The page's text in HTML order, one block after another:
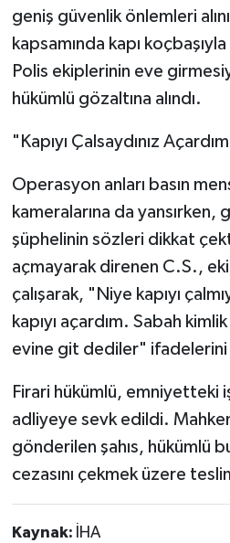
geniş güvenlik önlemleri
kapsamında kapı
Polis ekiplerinin eve
hükümlü gözaltına alındı.
"Kapıyı Çalsaydınız
Operasyon anları basın
kameralarına da yansırken,
şüphelinin sözleri dikkat
açmayarak direnen C.S.,
çalışarak, "Niye kapıyı
kapıyı açardım. Sabah
evine git dediler" ifadelerini
Firari hükümlü, emniyetteki
adliyeye sevk edildi.
gönderilen şahıs, hükümlü
cezasını çekmek üzere
Kaynak: İHA